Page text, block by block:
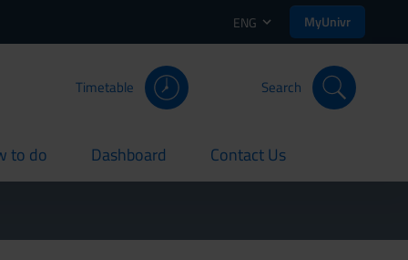
ENG MyUnivr
Timetable Search
to do Dashboard
current Contact Us
current